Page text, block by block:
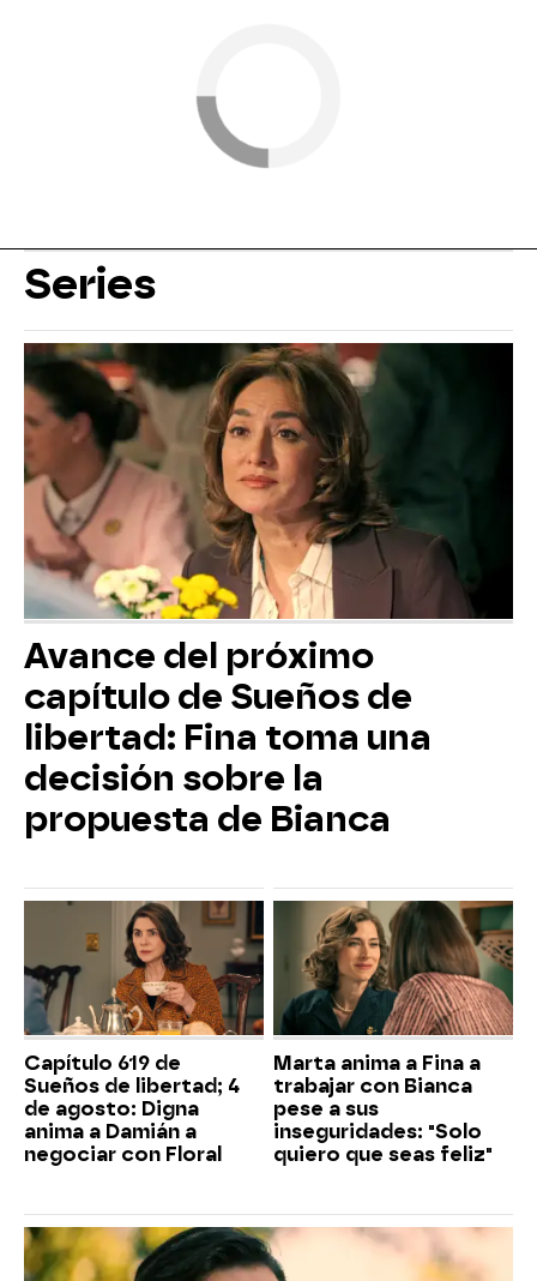
Series
Avance del próximo
capítulo de Sueños de
libertad: Fina toma una
decisión sobre la
propuesta de Bianca
Capítulo 619 de
Sueños de libertad; 4
de agosto: Digna
anima a Damián a
negociar con Floral
Marta anima a Fina a
trabajar con Bianca
pese a sus
inseguridades: "Solo
quiero que seas feliz"